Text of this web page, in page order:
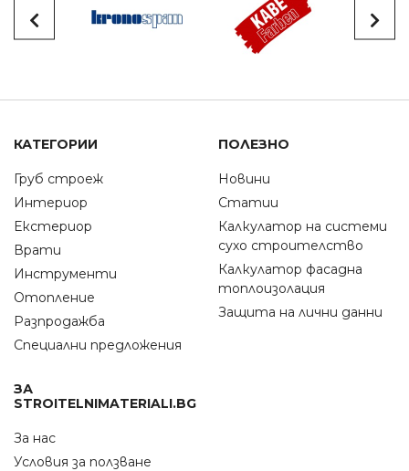
КАТЕГОРИИ
Груб строеж
Интериор
Екстериор
Врати
Инструменти
Отопление
Разпродажба
Специални предложения
ПОЛЕЗНО
Новини
Статии
Калкулатор на системи
сухо строителство
Калкулатор фасадна
топлоизолация
Защита на лични данни
ЗА
STROITELNIMATERIALI.BG
За нас
Условия за ползване